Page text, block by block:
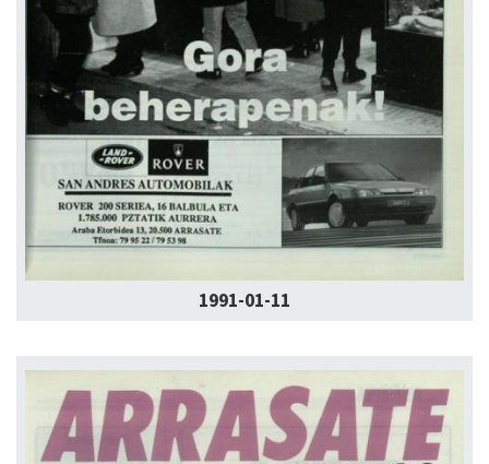
1991-01-11